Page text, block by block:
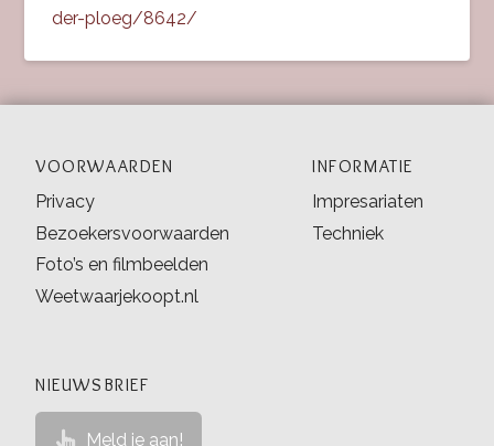
der-ploeg/8642/
VOORWAARDEN
Privacy
Bezoekersvoorwaarden
Foto’s en filmbeelden
Weetwaarjekoopt.nl
INFORMATIE
Impresariaten
Techniek
NIEUWSBRIEF
Meld je aan!